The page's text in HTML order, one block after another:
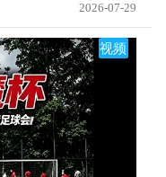
2026-07-29
视频